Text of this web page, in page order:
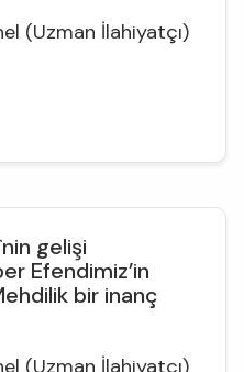
(Uzman İlahiyatçı)
gelişi
Efendimiz’in
bir inanç
(Uzman İlahiyatçı)